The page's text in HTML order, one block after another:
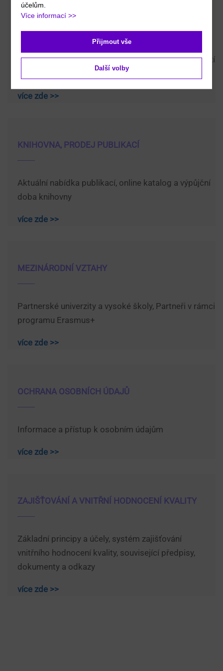
KATEDRY, ODDĚLENÍ, SOUČÁSTI VŠ
Kontakty a personální zabezpečení jednotlivých částí
více zde >>
KNIHOVNA, PRODEJ PUBLIKACÍ
Aktuální nabídka publikací, online katalog a výpůjční
doba knihovny
více zde >>
MEZINÁRODNÍ VZTAHY
Partnerské univerzity a vysoké školy, Partneři v rámci
programu Erasmus+
více zde >>
OCHRANA OSOBNÍCH ÚDAJŮ
Informace a přístup k osobním údajům
více zde >>
ZAJIŠŤOVÁNÍ A VNITŘNÍ HODNOCENÍ KVALITY
Základní principy a účely, systém zajišťování
vnitřního hodnocení kvality, související předpisy,
dokumenty a odkazy
více zde >>
účelům.
Více informací >>
Přijmout vše
Další volby